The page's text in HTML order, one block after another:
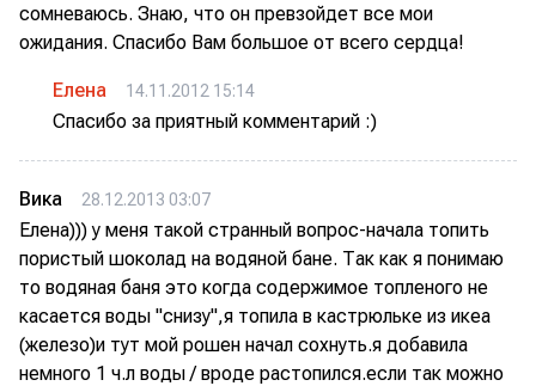
сомневаюсь. Знаю, что он превзойдет все мои
ожидания. Спасибо Вам большое от всего сердца!
Елена 14.11.2012 15:14
Спасибо за приятный комментарий :)
Вика 28.12.2013 03:07
Елена))) у меня такой странный вопрос-начала топить
пористый шоколад на водяной бане. Так как я понимаю
то водяная баня это когда содержимое топленого не
касается воды "снизу",я топила в кастрюльке из икеа
(железо)и тут мой рошен начал сохнуть.я добавила
немного 1 ч.л воды / вроде растопился.если так можно